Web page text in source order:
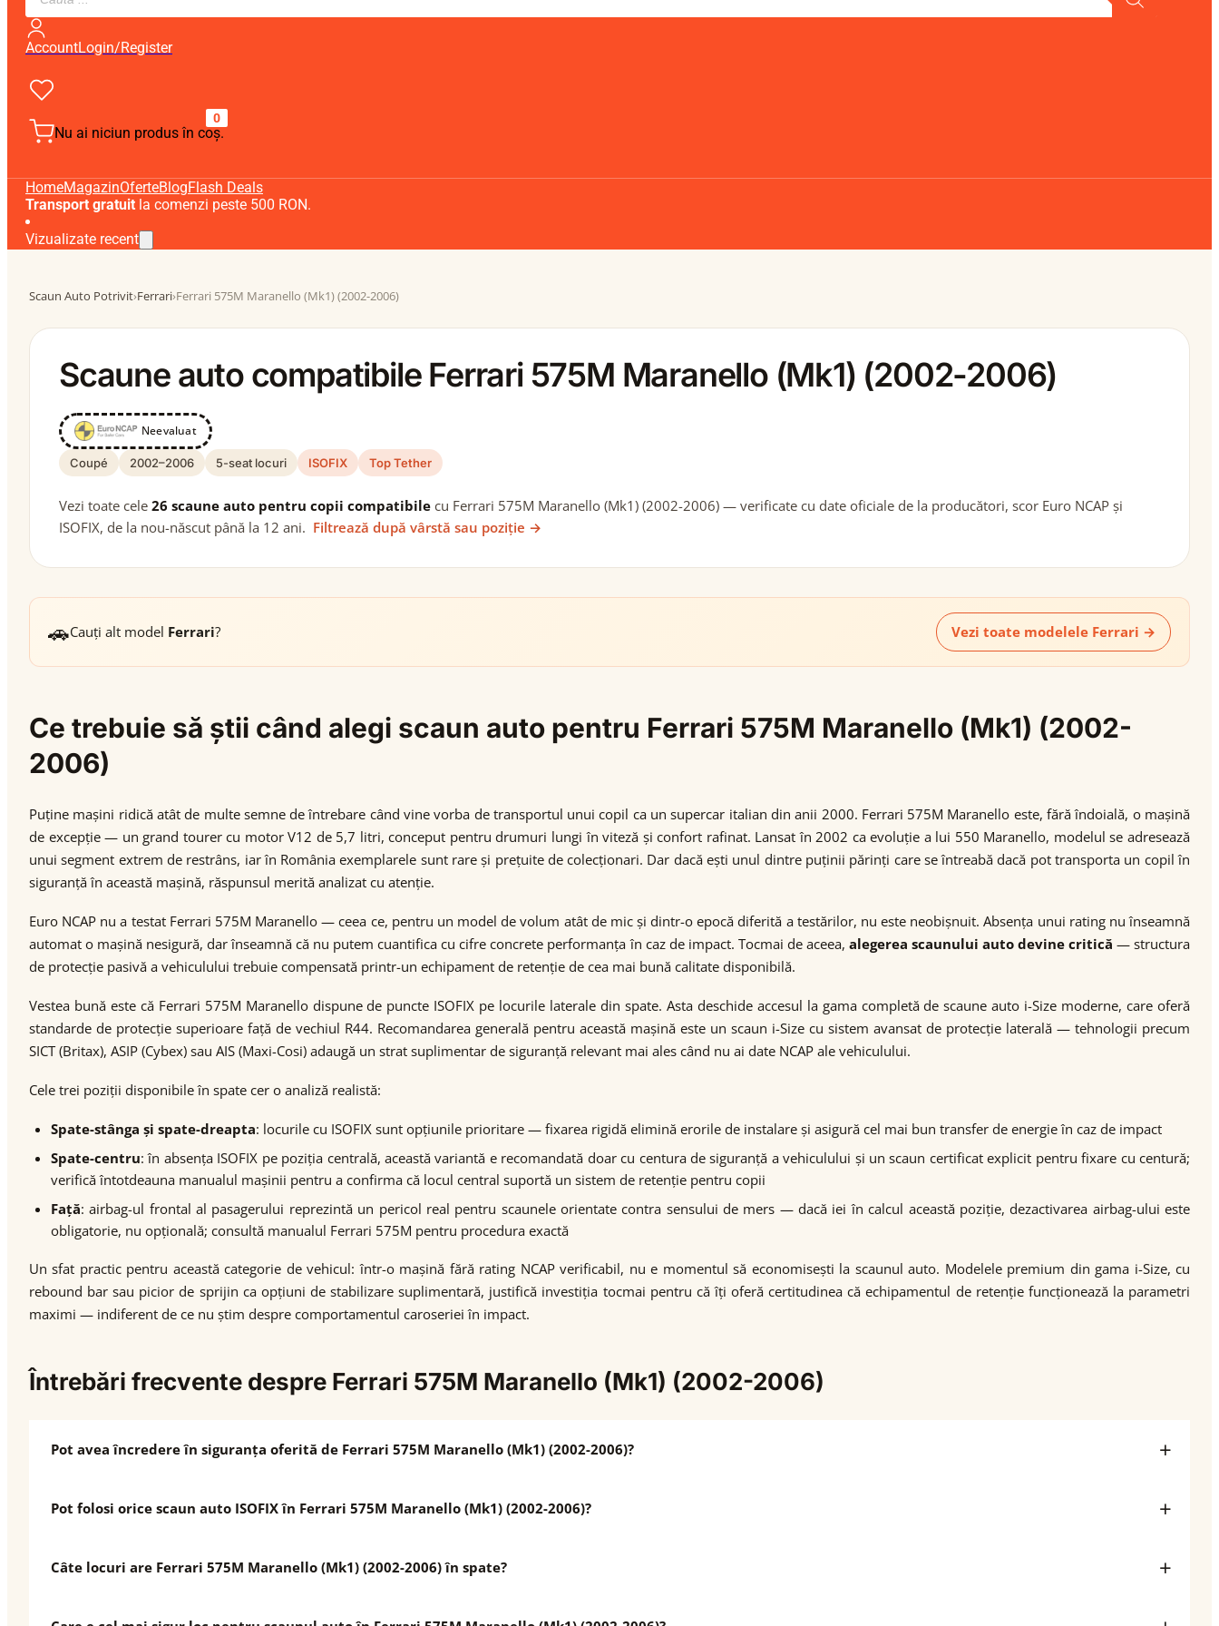
AccountLogin/Register
0
Nu ai niciun produs în coș.
HomeMagazinOferteBlogFlash Deals
Transport gratuit la comenzi peste 500 RON.
Vizualizate recent
Scaun Auto Potrivit›Ferrari›Ferrari 575M Maranello (Mk1) (2002-2006)
Scaune auto compatibile Ferrari 575M Maranello (Mk1) (2002-2006)
Neevaluat
Coupé 2002–2006 5-seat locuri ISOFIX Top Tether
Vezi toate cele 26 scaune auto pentru copii compatibile cu Ferrari 575M Maranello (Mk1) (2002-2006) — verificate cu date oficiale de la producători, scor Euro NCAP și
ISOFIX, de la nou-născut până la 12 ani. Filtrează după vârstă sau poziție →
🚗Cauți alt model Ferrari? Vezi toate modelele Ferrari →
Ce trebuie să știi când alegi scaun auto pentru Ferrari 575M Maranello (Mk1) (2002-
2006)
Puține mașini ridică atât de multe semne de întrebare când vine vorba de transportul unui copil ca un supercar italian din anii 2000. Ferrari 575M Maranello este, fără îndoială, o mașină
de excepție — un grand tourer cu motor V12 de 5,7 litri, conceput pentru drumuri lungi în viteză și confort rafinat. Lansat în 2002 ca evoluție a lui 550 Maranello, modelul se adresează
unui segment extrem de restrâns, iar în România exemplarele sunt rare și prețuite de colecționari. Dar dacă ești unul dintre puținii părinți care se întreabă dacă pot transporta un copil în
siguranță în această mașină, răspunsul merită analizat cu atenție.
Euro NCAP nu a testat Ferrari 575M Maranello — ceea ce, pentru un model de volum atât de mic și dintr-o epocă diferită a testărilor, nu este neobișnuit. Absența unui rating nu înseamnă
automat o mașină nesigură, dar înseamnă că nu putem cuantifica cu cifre concrete performanța în caz de impact. Tocmai de aceea, alegerea scaunului auto devine critică — structura
de protecție pasivă a vehiculului trebuie compensată printr-un echipament de retenție de cea mai bună calitate disponibilă.
Vestea bună este că Ferrari 575M Maranello dispune de puncte ISOFIX pe locurile laterale din spate. Asta deschide accesul la gama completă de scaune auto i-Size moderne, care oferă
standarde de protecție superioare față de vechiul R44. Recomandarea generală pentru această mașină este un scaun i-Size cu sistem avansat de protecție laterală — tehnologii precum
SICT (Britax), ASIP (Cybex) sau AIS (Maxi-Cosi) adaugă un strat suplimentar de siguranță relevant mai ales când nu ai date NCAP ale vehiculului.
Cele trei poziții disponibile în spate cer o analiză realistă:
Spate-stânga și spate-dreapta: locurile cu ISOFIX sunt opțiunile prioritare — fixarea rigidă elimină erorile de instalare și asigură cel mai bun transfer de energie în caz de impact
Spate-centru: în absența ISOFIX pe poziția centrală, această variantă e recomandată doar cu centura de siguranță a vehiculului și un scaun certificat explicit pentru fixare cu centură;
verifică întotdeauna manualul mașinii pentru a confirma că locul central suportă un sistem de retenție pentru copii
Față: airbag-ul frontal al pasagerului reprezintă un pericol real pentru scaunele orientate contra sensului de mers — dacă iei în calcul această poziție, dezactivarea airbag-ului este
obligatorie, nu opțională; consultă manualul Ferrari 575M pentru procedura exactă
Un sfat practic pentru această categorie de vehicul: într-o mașină fără rating NCAP verificabil, nu e momentul să economisești la scaunul auto. Modelele premium din gama i-Size, cu
rebound bar sau picior de sprijin ca opțiuni de stabilizare suplimentară, justifică investiția tocmai pentru că îți oferă certitudinea că echipamentul de retenție funcționează la parametri
maximi — indiferent de ce nu știm despre comportamentul caroseriei în impact.
Întrebări frecvente despre Ferrari 575M Maranello (Mk1) (2002-2006)
Pot avea încredere în siguranța oferită de Ferrari 575M Maranello (Mk1) (2002-2006)?
Pot folosi orice scaun auto ISOFIX în Ferrari 575M Maranello (Mk1) (2002-2006)?
Câte locuri are Ferrari 575M Maranello (Mk1) (2002-2006) în spate?